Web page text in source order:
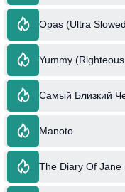
Opas (Ultra
Yummy
Самый Близкий
Manoto
The Diary Of Jane